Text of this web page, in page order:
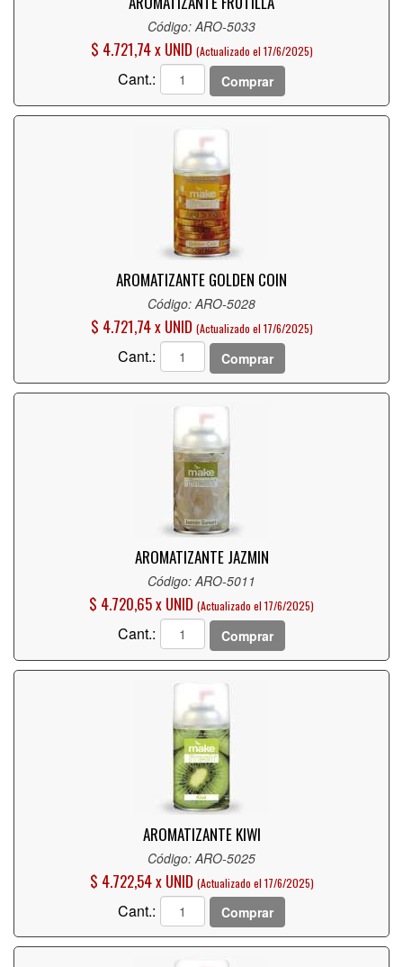
Código: ARO-5033
$ 4.721,74 x UNID (Actualizado el 17/6/2025)
Cant.: Comprar
AROMATIZANTE GOLDEN COIN
Código: ARO-5028
$ 4.721,74 x UNID (Actualizado el 17/6/2025)
Cant.: Comprar
AROMATIZANTE JAZMIN
Código: ARO-5011
$ 4.720,65 x UNID (Actualizado el 17/6/2025)
Cant.: Comprar
AROMATIZANTE KIWI
Código: ARO-5025
$ 4.722,54 x UNID (Actualizado el 17/6/2025)
Cant.: Comprar